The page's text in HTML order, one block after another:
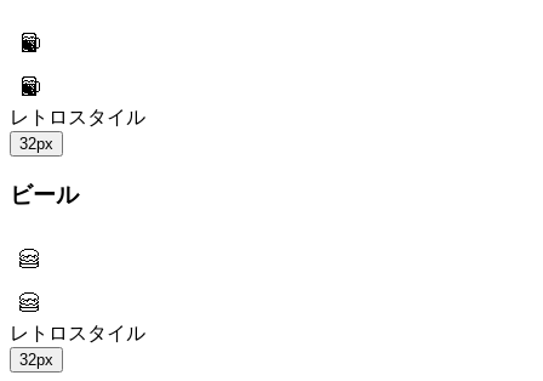
レトロスタイル
32px
ビール
レトロスタイル
32px